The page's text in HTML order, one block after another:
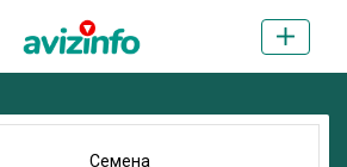
Семена